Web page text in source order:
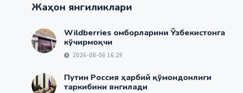
Жаҳон янгиликлари
Wildberries омборларини Ўзбекистонга
кўчирмоқчи
2026-08-06 16:29
Путин Россия ҳарбий қўмондонлиги
таркибини янгилади